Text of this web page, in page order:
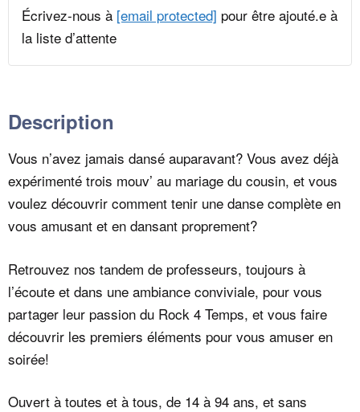
Écrivez-nous à [email protected] pour être ajouté.e à
la liste d’attente
Description
Vous n’avez jamais dansé auparavant? Vous avez déjà
expérimenté trois mouv’ au mariage du cousin, et vous
voulez découvrir comment tenir une danse complète en
vous amusant et en dansant proprement?
Retrouvez nos tandem de professeurs, toujours à
l’écoute et dans une ambiance conviviale, pour vous
partager leur passion du Rock 4 Temps, et vous faire
découvrir les premiers éléments pour vous amuser en
soirée!
Ouvert à toutes et à tous, de 14 à 94 ans, et sans